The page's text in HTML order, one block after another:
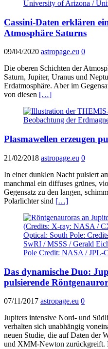
Cassini-Daten erklären
Atmosphäre Saturns
09/04/2020 astropage.eu 0
Die oberen Schichten der
Saturn, Jupiter, Uranus und
Erdatmosphäre. Aber im
von diesen […]
Plasmawellen erzeugen
21/02/2018 astropage.eu 0
In einer dunklen Nacht pulsiert
manchmal ein diffuses grünes,
Gegensatz zu den langen,
Polarlichter sind […]
Das dynamische Duo:
pulsierende
07/11/2017 astropage.eu 0
Jupiters intensive Nord- und
verhalten sich unabhängig
neuen Studie, die auf Daten der
und XMM-Newton zurückgreift.